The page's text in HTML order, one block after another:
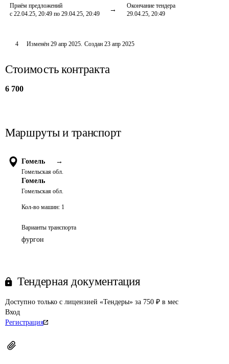
Приём предложений
с 22.04.25, 20:49 по 29.04.25, 20:49
Окончание тендера
29.04.25, 20:49
4 Изменён 29 апр 2025. Создан 23 апр 2025
Стоимость контракта
6 700
Маршруты и транспорт
Гомель →
Гомельская обл.
Гомель
Гомельская обл.
Кол-во машин: 1
Варианты транспорта
фургон
Тендерная документация
Доступно только с лицензией «Тендеры» за 750 ₽ в мес
Вход
Регистрация